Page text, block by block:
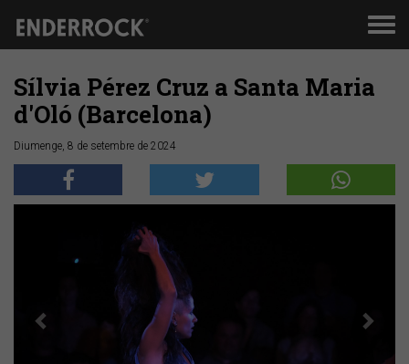
Sílvia Pérez Cruz a Santa Maria
d'Oló (Barcelona)
Diumenge, 8 de setembre de 2024
Anterior